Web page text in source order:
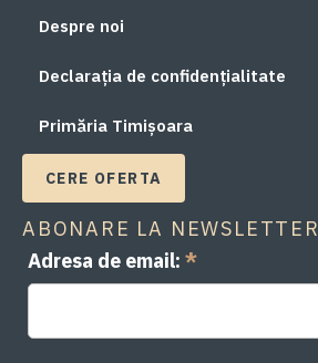
Despre noi
Declarația de confidențialitate
Primăria Timișoara
CERE OFERTA
ABONARE LA NEWSLETTER
Adresa de email: *